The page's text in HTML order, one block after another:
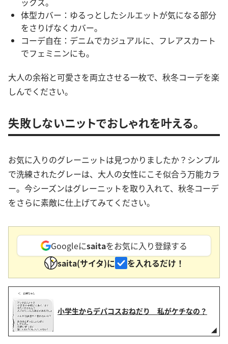
体型カバー：ゆるっとしたシルエットが気になる部分
をさりげなくカバー。
コーデ自在：デニムでカジュアルに、フレアスカート
でフェミニンにも。
大人の余裕と可愛さを両立させる一枚で、秋冬コーデを楽
しんでください。
失敗しないニットでおしゃれを叶える。
お気に入りのグレーニットは見つかりましたか？シンプル
で洗練されたグレーは、大人の女性にこそ似合う万能カラ
ー。今シーズンはグレーニットを取り入れて、秋冬コーデ
をさらに素敵に仕上げてみてください。
Googleにsaitaをお気に入り登録する
saita(サイタ)に
を入れるだけ！
小学生からデパコスおねだり 私がケチなの？